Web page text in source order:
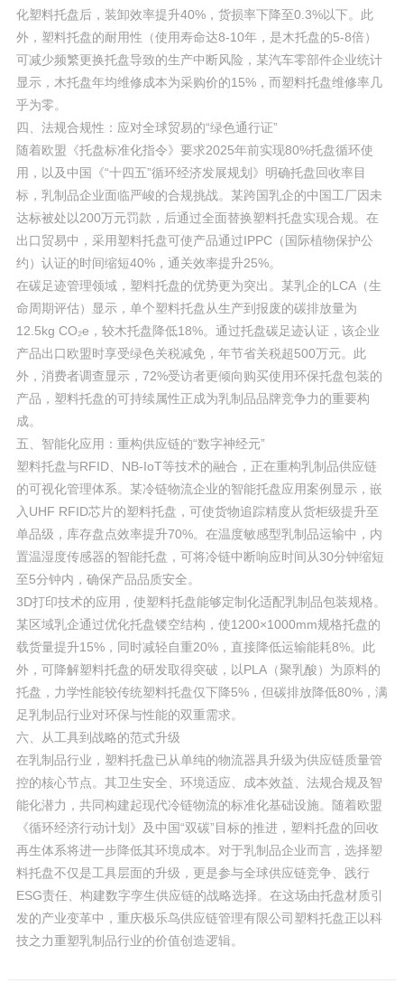
化塑料托盘后，装卸效率提升40%，货损率下降至0.3%以下。此
外，塑料托盘的耐用性（使用寿命达8-10年，是木托盘的5-8倍）
可减少频繁更换托盘导致的生产中断风险，某汽车零部件企业统计
显示，木托盘年均维修成本为采购价的15%，而塑料托盘维修率几
乎为零。
四、法规合规性：应对全球贸易的“绿色通行证”
随着欧盟《托盘标准化指令》要求2025年前实现80%托盘循环使
用，以及中国《“十四五”循环经济发展规划》明确托盘回收率目
标，乳制品企业面临严峻的合规挑战。某跨国乳企的中国工厂因未
达标被处以200万元罚款，后通过全面替换塑料托盘实现合规。在
出口贸易中，采用塑料托盘可使产品通过IPPC（国际植物保护公
约）认证的时间缩短40%，通关效率提升25%。
在碳足迹管理领域，塑料托盘的优势更为突出。某乳企的LCA（生
命周期评估）显示，单个塑料托盘从生产到报废的碳排放量为
12.5kg CO₂e，较木托盘降低18%。通过托盘碳足迹认证，该企业
产品出口欧盟时享受绿色关税减免，年节省关税超500万元。此
外，消费者调查显示，72%受访者更倾向购买使用环保托盘包装的
产品，塑料托盘的可持续属性正成为乳制品品牌竞争力的重要构
成。
五、智能化应用：重构供应链的“数字神经元”
塑料托盘与RFID、NB-IoT等技术的融合，正在重构乳制品供应链
的可视化管理体系。某冷链物流企业的智能托盘应用案例显示，嵌
入UHF RFID芯片的塑料托盘，可使货物追踪精度从货柜级提升至
单品级，库存盘点效率提升70%。在温度敏感型乳制品运输中，内
置温湿度传感器的智能托盘，可将冷链中断响应时间从30分钟缩短
至5分钟内，确保产品品质安全。
3D打印技术的应用，使塑料托盘能够定制化适配乳制品包装规格。
某区域乳企通过优化托盘镂空结构，使1200×1000mm规格托盘的
载货量提升15%，同时减轻自重20%，直接降低运输能耗8%。此
外，可降解塑料托盘的研发取得突破，以PLA（聚乳酸）为原料的
托盘，力学性能较传统塑料托盘仅下降5%，但碳排放降低80%，满
足乳制品行业对环保与性能的双重需求。
六、从工具到战略的范式升级
在乳制品行业，塑料托盘已从单纯的物流器具升级为供应链质量管
控的核心节点。其卫生安全、环境适应、成本效益、法规合规及智
能化潜力，共同构建起现代冷链物流的标准化基础设施。随着欧盟
《循环经济行动计划》及中国“双碳”目标的推进，塑料托盘的回收
再生体系将进一步降低其环境成本。对于乳制品企业而言，选择塑
料托盘不仅是工具层面的升级，更是参与全球供应链竞争、践行
ESG责任、构建数字孪生供应链的战略选择。在这场由托盘材质引
发的产业变革中，重庆极乐鸟供应链管理有限公司塑料托盘正以科
技之力重塑乳制品行业的价值创造逻辑。